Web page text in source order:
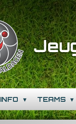
INFO TEAMS